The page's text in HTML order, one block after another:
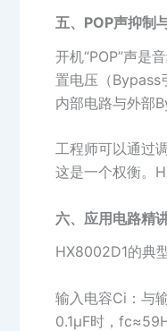
五、POP声抑制
开机“POP”声是
置电压（Bypass
内部电路与外部
工程师可以通过
这是一个权衡。
六、应用电路精
HX8002D1的典
输入电容Ci：与
0.1μF时，